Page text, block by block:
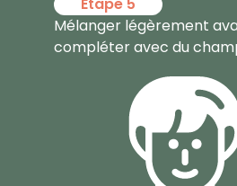
Étape 5
Mélanger légèrement
compléter avec du